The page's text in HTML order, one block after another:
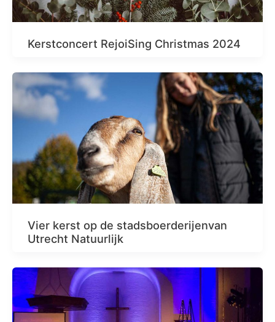
Kerstconcert RejoiSing Christmas 2024
Vier kerst op de stadsboerderijenvan
Utrecht Natuurlijk